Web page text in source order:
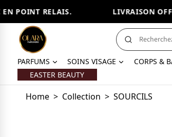
POINT RELAIS. LIVRAISON
PARFUMS SOINS VISAGE CORPS &
EASTER BEAUTY
Home > Collection > SOURCILS